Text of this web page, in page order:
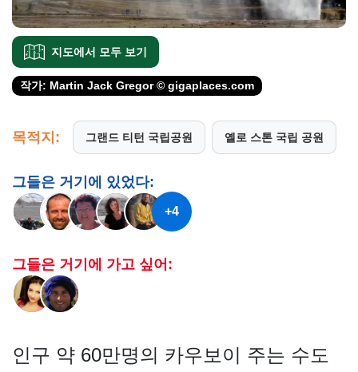
지도에서 모두 보기
작가: Martin Jack Gregor © gigaplaces.com
목적지: 그랜드 티턴 국립공원 옐로 스톤 국립 공원
그들은 거기에 있었다:
+4
그들은 거기에 가고 싶어:
인구 약 60만명의 카우보이 주는 수도